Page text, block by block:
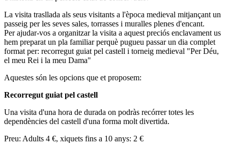
La visita trasllada als seus visitants a l'època medieval mitjançant un
passeig per les seves sales, torrasses i muralles plenes d'encant.
Per ajudar-vos a organitzar la visita a aquest preciós enclavament us
hem preparat un pla familiar perquè pugueu passar un dia complet
format per: recorregut guiat pel castell i torneig medieval "Per Déu,
el meu Rei i la meu Dama"
Aquestes són les opcions que et proposem:
Recorregut guiat pel castell
Una visita d'una hora de durada on podràs recórrer totes les
dependències del castell d'una forma molt divertida.
Preu: Adults 4 €, xiquets fins a 10 anys: 2 €